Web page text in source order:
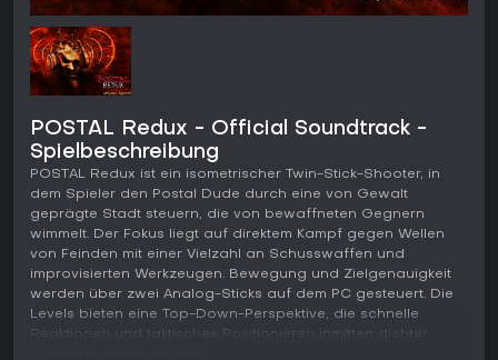
POSTAL Redux - Official Soundtrack -
Spielbeschreibung
POSTAL Redux ist ein isometrischer Twin-Stick-Shooter, in
dem Spieler den Postal Dude durch eine von Gewalt
geprägte Stadt steuern, die von bewaffneten Gegnern
wimmelt. Der Fokus liegt auf direktem Kampf gegen Wellen
von Feinden mit einer Vielzahl an Schusswaffen und
improvisierten Werkzeugen. Bewegung und Zielgenauigkeit
werden über zwei Analog-Sticks auf dem PC gesteuert. Die
Levels bieten eine Top-Down-Perspektive, die schnelle
Reaktionen und taktisches Positionieren inmitten dichter